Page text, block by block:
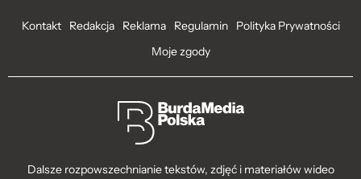
Kontakt Redakcja Reklama Regulamin
Polityka Prywatności
Moje zgody
Dalsze rozpowszechnianie tekstów, zdjęć i materiałów wideo